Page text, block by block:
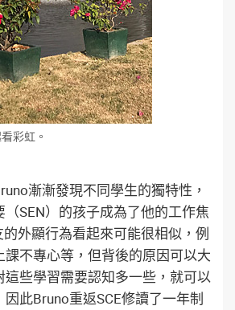
彩虹。
漸漸發現不同學生的獨特性，
SEN）的孩子成為了他的工作焦
外顯行為看起來可能很相似，例
不專心等，但背後的原因可以大
這些學習需要認知多一些，就可以
此Bruno重返SCE修讀了一年制